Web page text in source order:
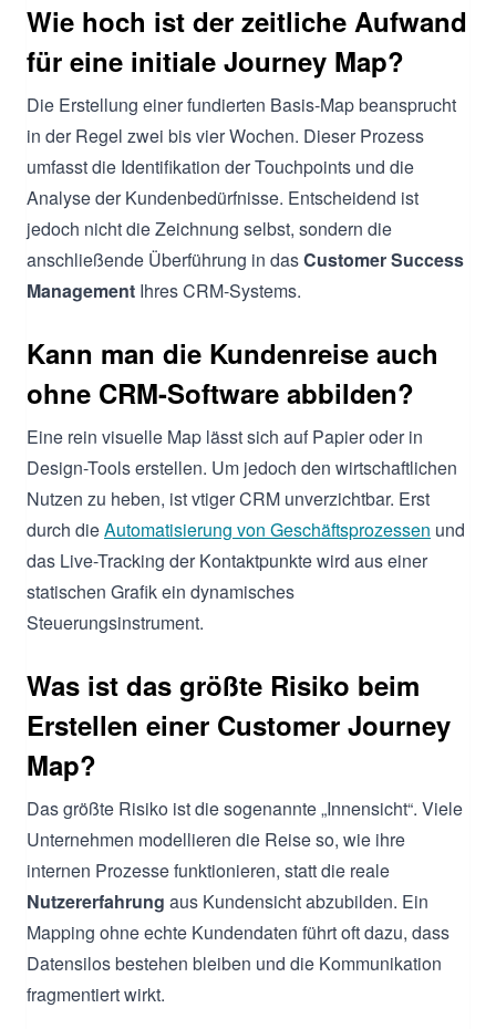
Wie hoch ist der zeitliche Aufwand
für eine initiale Journey Map?
Die Erstellung einer fundierten Basis-Map beansprucht
in der Regel zwei bis vier Wochen. Dieser Prozess
umfasst die Identifikation der Touchpoints und die
Analyse der Kundenbedürfnisse. Entscheidend ist
jedoch nicht die Zeichnung selbst, sondern die
anschließende Überführung in dasCustomer Success
Management Ihres CRM-Systems.
Kann man die Kundenreise auch
ohne CRM-Software abbilden?
Eine rein visuelle Map lässt sich auf Papier oder in
Design-Tools erstellen. Um jedoch den wirtschaftlichen
Nutzen zu heben, ist vtiger CRM unverzichtbar. Erst
durch dieAutomatisierung von Geschäftsprozessen und
das Live-Tracking der Kontaktpunkte wird aus einer
statischen Grafik ein dynamisches
Steuerungsinstrument.
Was ist das größte Risiko beim
Erstellen einer Customer Journey
Map?
Das größte Risiko ist die sogenannte „Innensicht“. Viele
Unternehmen modellieren die Reise so, wie ihre
internen Prozesse funktionieren, statt die reale
Nutzererfahrung aus Kundensicht abzubilden. Ein
Mapping ohne echte Kundendaten führt oft dazu, dass
Datensilos bestehen bleiben und die Kommunikation
fragmentiert wirkt.